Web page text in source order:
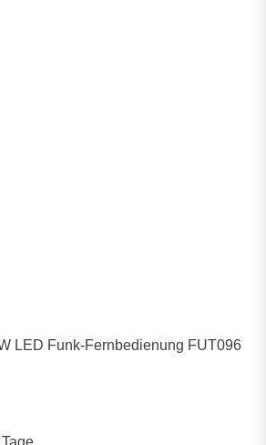
LED Funk-Fernbedienung FUT096